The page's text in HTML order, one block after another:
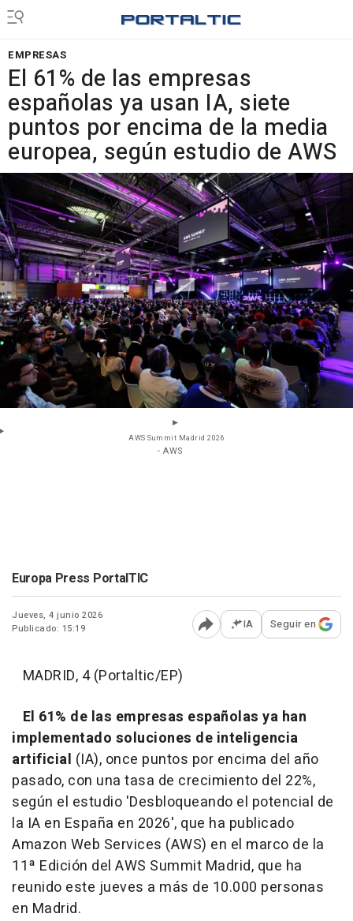
EMPRESAS
El 61% de las empresas
españolas ya usan IA, siete
puntos por encima de la media
europea, según estudio de AWS
AWS Summit Madrid 2026
- AWS
Europa Press PortalTIC
Jueves, 4 junio 2026
Publicado: 15:19
Abrir opciones para
IA Seguir en
MADRID, 4 (Portaltic/EP)
El 61% de las empresas españolas ya han
implementado soluciones de inteligencia
artificial (IA), once puntos por encima del año
pasado, con una tasa de crecimiento del 22%,
según el estudio 'Desbloqueando el potencial de
la IA en España en 2026', que ha publicado
Amazon Web Services (AWS) en el marco de la
11ª Edición del AWS Summit Madrid, que ha
reunido este jueves a más de 10.000 personas
en Madrid.